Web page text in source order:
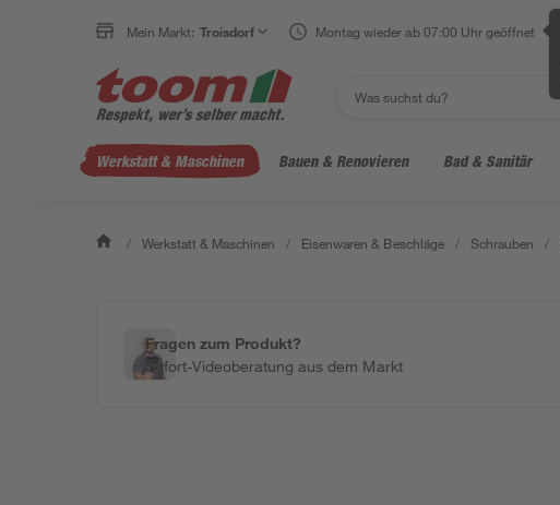
Mein Markt: Troisdorf Montag wieder ab 07:00 Uhr geöffnet
Werkstatt & Maschinen Bauen & Renovieren Bad & Sanitär
/ Werkstatt & Maschinen / Eisenwaren & Beschläge / Schrauben /
Fragen zum Produkt?
Sofort-Videoberatung aus dem Markt